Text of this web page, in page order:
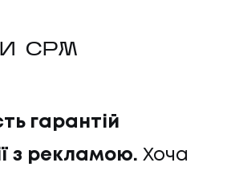
CPM
гарантій
з рекламою. Хоча